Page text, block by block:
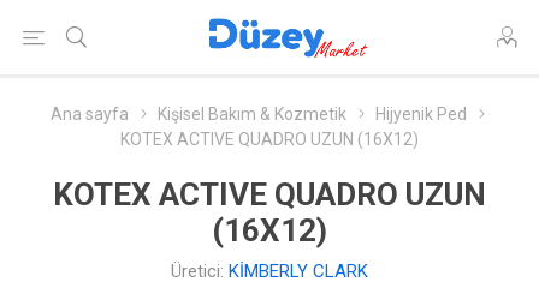
Ana sayfa Kişisel Bakım & Kozmetik
Hijyenik Ped
KOTEX ACTIVE QUADRO UZUN (16X12)
KOTEX ACTIVE QUADRO UZUN
(16X12)
Üretici: KİMBERLY CLARK